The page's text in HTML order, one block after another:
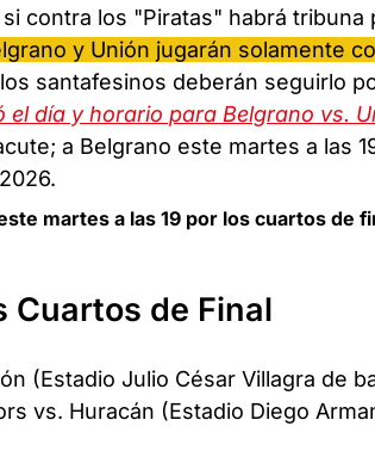
contra los "Piratas" habrá tribuna
y Unión jugarán solamente
santafesinos deberán seguirlo
el día y horario para Belgrano vs.
martes a las 19 por los cuartos de
Cuartos de Final
(Estadio Julio César Villagra de
vs. Huracán (Estadio Diego